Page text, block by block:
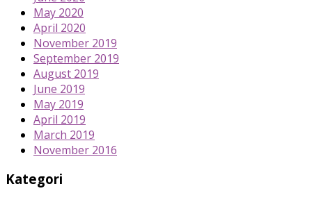
May 2020
April 2020
November 2019
September 2019
August 2019
June 2019
May 2019
April 2019
March 2019
November 2016
Kategori